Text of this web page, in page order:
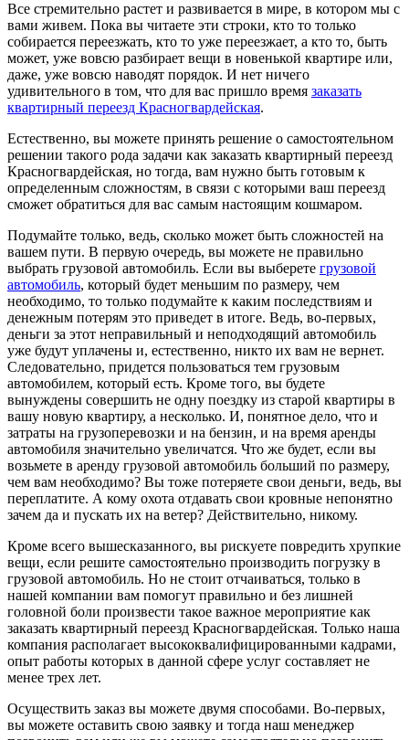
Все стремительно растет и развивается в мире, в котором мы с
вами живем. Пока вы читаете эти строки, кто то только
собирается переезжать, кто то уже переезжает, а кто то, быть
может, уже вовсю разбирает вещи в новенькой квартире или,
даже, уже вовсю наводят порядок. И нет ничего
удивительного в том, что для вас пришло время заказать
квартирный переезд Красногвардейская.
Естественно, вы можете принять решение о самостоятельном
решении такого рода задачи как заказать квартирный переезд
Красногвардейская, но тогда, вам нужно быть готовым к
определенным сложностям, в связи с которыми ваш переезд
сможет обратиться для вас самым настоящим кошмаром.
Подумайте только, ведь, сколько может быть сложностей на
вашем пути. В первую очередь, вы можете не правильно
выбрать грузовой автомобиль. Если вы выберете грузовой
автомобиль, который будет меньшим по размеру, чем
необходимо, то только подумайте к каким последствиям и
денежным потерям это приведет в итоге. Ведь, во-первых,
деньги за этот неправильный и неподходящий автомобиль
уже будут уплачены и, естественно, никто их вам не вернет.
Следовательно, придется пользоваться тем грузовым
автомобилем, который есть. Кроме того, вы будете
вынуждены совершить не одну поездку из старой квартиры в
вашу новую квартиру, а несколько. И, понятное дело, что и
затраты на грузоперевозки и на бензин, и на время аренды
автомобиля значительно увеличатся. Что же будет, если вы
возьмете в аренду грузовой автомобиль больший по размеру,
чем вам необходимо? Вы тоже потеряете свои деньги, ведь, вы
переплатите. А кому охота отдавать свои кровные непонятно
зачем да и пускать их на ветер? Действительно, никому.
Кроме всего вышесказанного, вы рискуете повредить хрупкие
вещи, если решите самостоятельно производить погрузку в
грузовой автомобиль. Но не стоит отчаиваться, только в
нашей компании вам помогут правильно и без лишней
головной боли произвести такое важное мероприятие как
заказать квартирный переезд Красногвардейская. Только наша
компания располагает высококвалифицированными кадрами,
опыт работы которых в данной сфере услуг составляет не
менее трех лет.
Осуществить заказ вы можете двумя способами. Во-первых,
вы можете оставить свою заявку и тогда наш менеджер